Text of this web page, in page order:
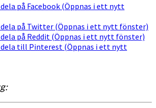
på Facebook (Öppnas i ett nytt
på Twitter (Öppnas i ett nytt fönster)
på Reddit (Öppnas i ett nytt fönster)
till Pinterest (Öppnas i ett nytt